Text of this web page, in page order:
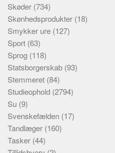
Skøder (734)
Skønhedsprodukter (18)
Smykker ure (127)
Sport (63)
Sprog (118)
Statsborgerskab (93)
Stemmeret (84)
Studieophold (2794)
Su (9)
Svenskefælden (17)
Tandlæger (160)
Tasker (44)